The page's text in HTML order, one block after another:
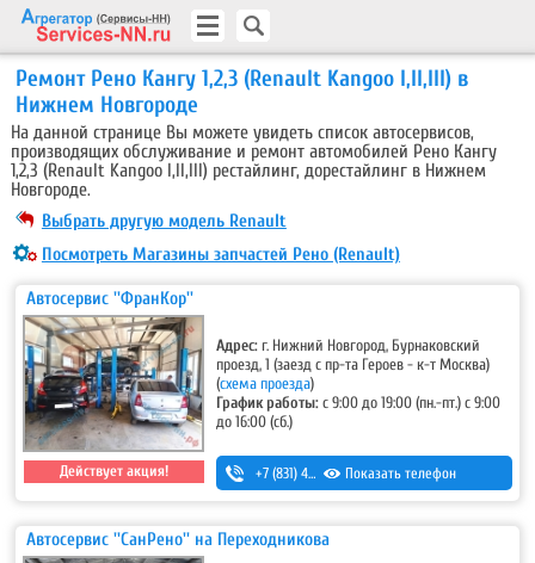
Ремонт Рено Кангу 1,2,3 (Renault Kangoo I,II,III) в
Нижнем Новгороде
На данной странице Вы можете увидеть список автосервисов,
производящих обслуживание и ремонт автомобилей Рено Кангу
1,2,3 (Renault Kangoo I,II,III) рестайлинг, дорестайлинг в Нижнем
Новгороде.
Выбрать другую модель Renault
Посмотреть Магазины запчастей Рено (Renault)
Автосервис ''ФранКор''
Действует акция!
Адрес: г. Нижний Новгород, Бурнаковский
проезд, 1 (заезд с пр-та Героев - к-т Москва)
(схема проезда)
График работы:с 9:00 до 19:00 (пн.-пт.) с 9:00
до 16:00 (сб.)
+7 (831) 424-80-24 ,+7 (831) 424-70-24
Показать телефон
Автосервис ''СанРено'' на Переходникова